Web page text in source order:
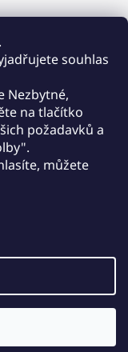
souhlas
Nezbytné,
na tlačítko
požadavků a
můžete
práva vyhrazena.